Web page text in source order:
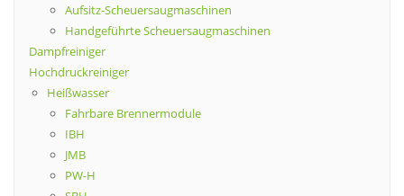
Aufsitz-Scheuersaugmaschinen
Handgeführte Scheuersaugmaschinen
Dampfreiniger
Hochdruckreiniger
Heißwasser
Fahrbare Brennermodule
IBH
JMB
PW-H